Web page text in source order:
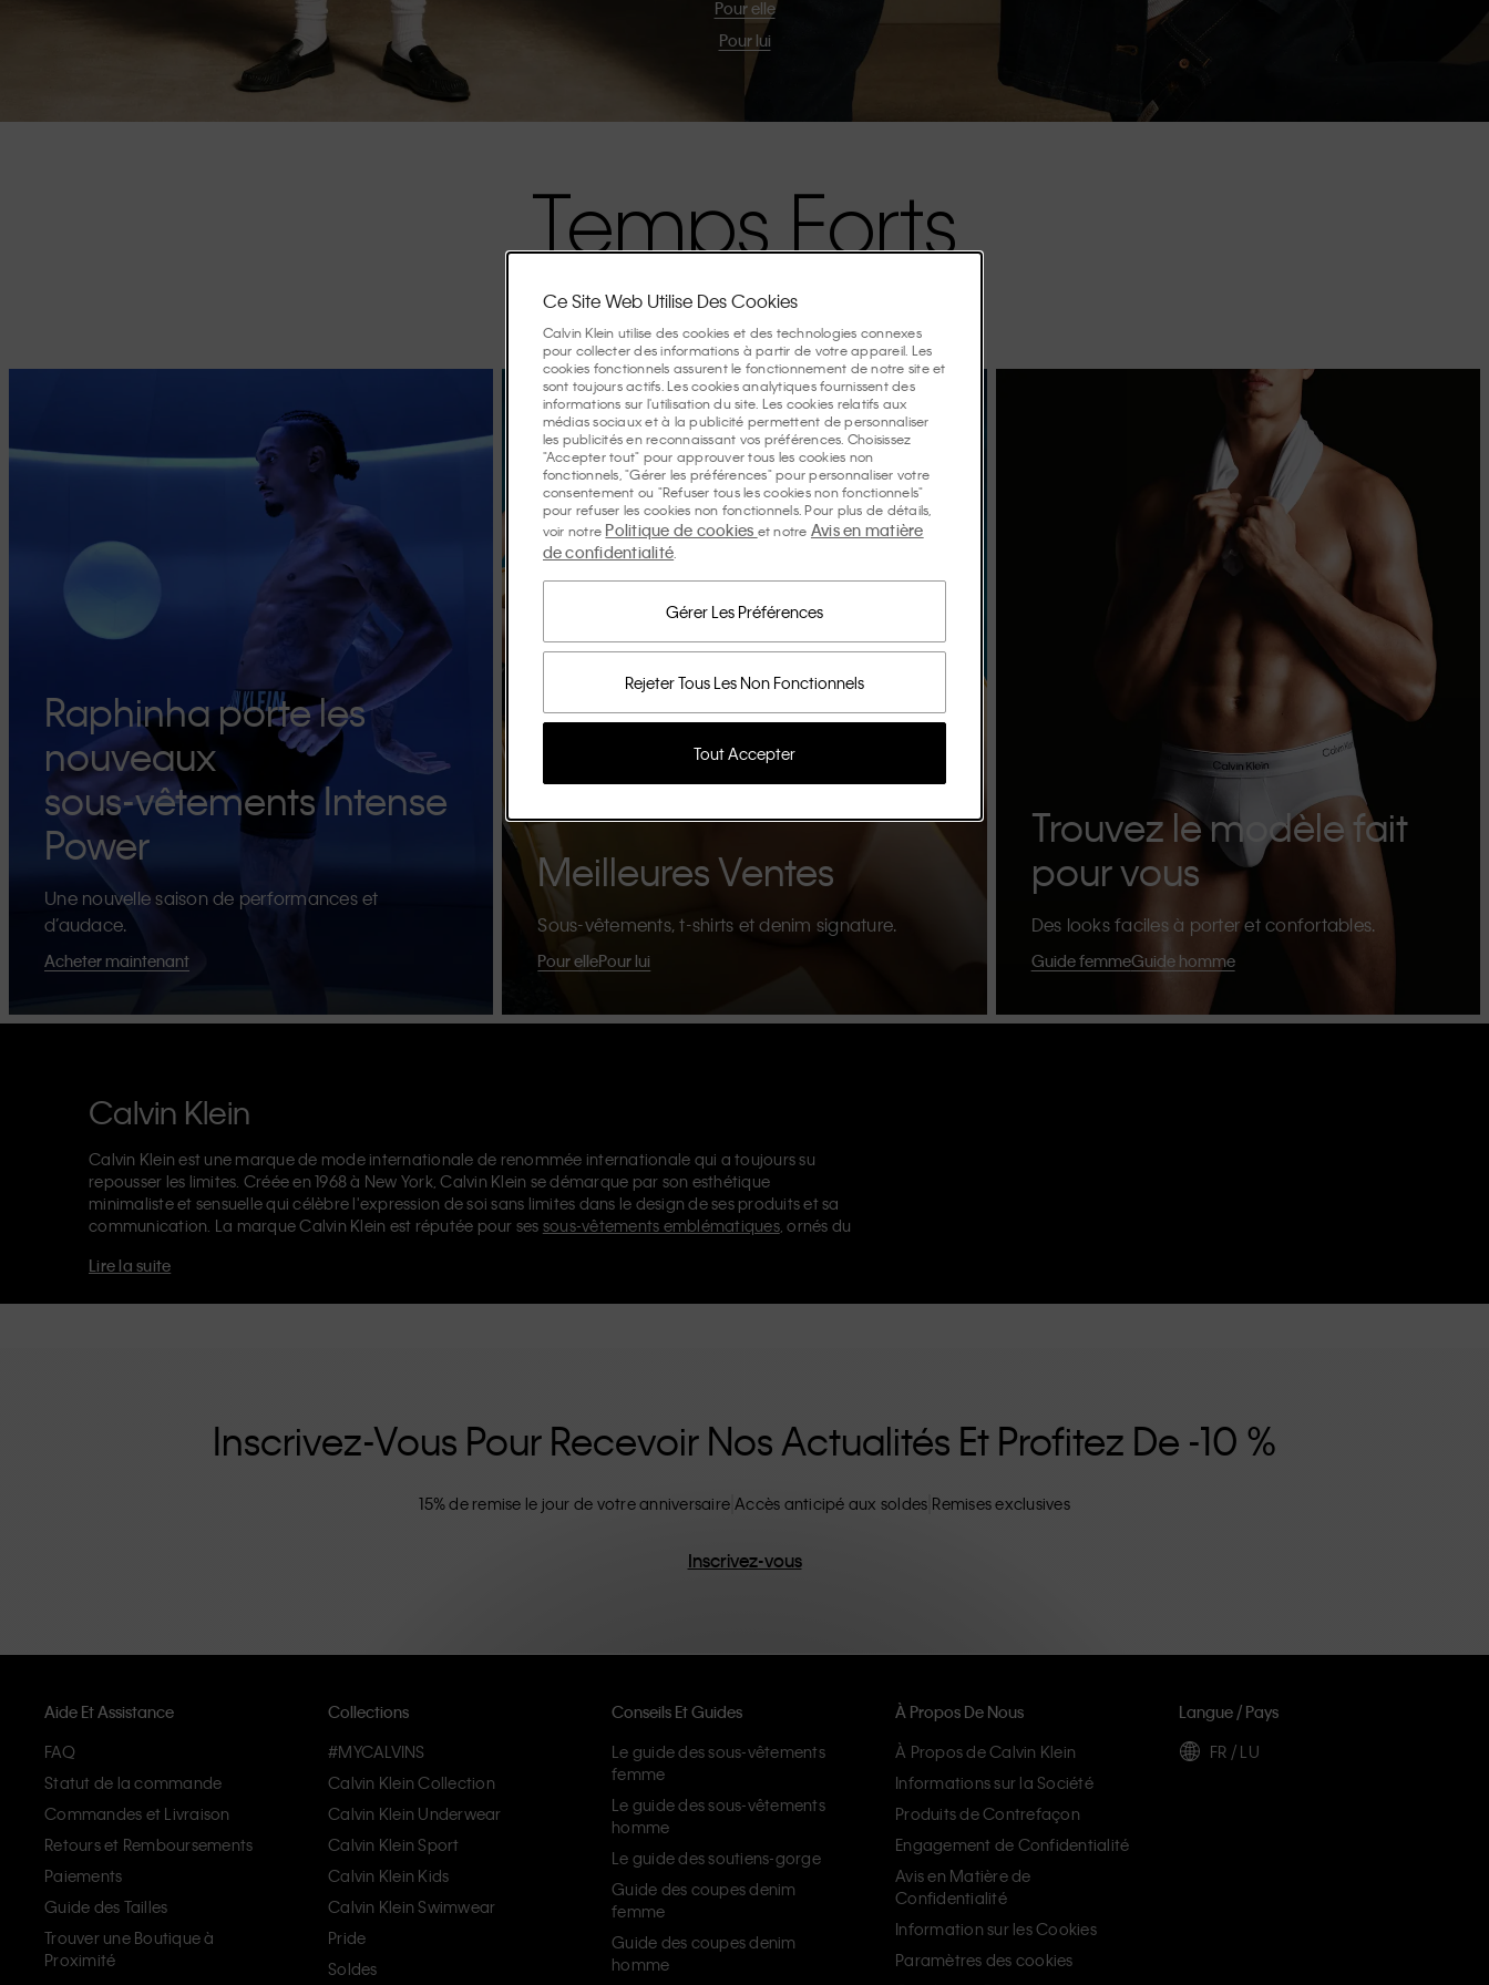
Pour elle
Pour lui
Temps Forts
Les campagnes de la saison.
Raphinha porte les
nouveaux
sous-vêtements Intense
Power
Une nouvelle saison de performances et
d’audace.
Acheter maintenant
Meilleures Ventes
Sous-vêtements, t-shirts et denim signature.
Pour ellePour lui
Trouvez le modèle fait
pour vous
Des looks faciles à porter et confortables.
Guide femmeGuide homme
Calvin Klein
Calvin Klein est une marque de mode internationale de renommée internationale qui a toujours su
repousser les limites. Créée en 1968 à New York, Calvin Klein se démarque par son esthétique
minimaliste et sensuelle qui célèbre l'expression de soi sans limites dans le design de ses produits et sa
communication. La marque Calvin Klein est réputée pour ses sous-vêtements emblématiques, ornés du
années 90. Calvin Klein propose également des
Lire la suite
Inscrivez-Vous Pour Recevoir Nos Actualités Et Profitez De -10 %
15% de remise le jour de votre anniversaire Accès anticipé aux soldes Remises exclusives
Inscrivez-vous
Aide Et Assistance
FAQ
Statut de la commande
Commandes et Livraison
Retours et Remboursements
Paiements
Guide des Tailles
Trouver une Boutique à
Proximité
Collections
#MYCALVINS
Calvin Klein Collection
Calvin Klein Underwear
Calvin Klein Sport
Calvin Klein Kids
Calvin Klein Swimwear
Pride
Soldes
Conseils Et Guides
Le guide des sous-vêtements
femme
Le guide des sous-vêtements
homme
Le guide des soutiens-gorge
Guide des coupes denim
femme
Guide des coupes denim
homme
À Propos De Nous
À Propos de Calvin Klein
Informations sur la Société
Produits de Contrefaçon
Engagement de Confidentialité
Avis en Matière de
Confidentialité
Information sur les Cookies
Paramètres des cookies
Langue / Pays
FR / LU
Ce Site Web Utilise Des Cookies
Calvin Klein utilise des cookies et des technologies connexes
pour collecter des informations à partir de votre appareil. Les
cookies fonctionnels assurent le fonctionnement de notre site et
sont toujours actifs. Les cookies analytiques fournissent des
informations sur l'utilisation du site. Les cookies relatifs aux
médias sociaux et à la publicité permettent de personnaliser
les publicités en reconnaissant vos préférences. Choisissez
"Accepter tout" pour approuver tous les cookies non
fonctionnels, "Gérer les préférences" pour personnaliser votre
consentement ou "Refuser tous les cookies non fonctionnels"
pour refuser les cookies non fonctionnels. Pour plus de détails,
voir notre Politique de cookies et notre Avis en matière
de confidentialité
Rejeter Tous Les Non Fonctionnels
Gérer Les Préférences
Tout Accepter